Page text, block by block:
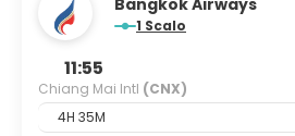
Bangkok Airways
1 Scalo
11:55
Chiang Mai Intl (CNX)
4H 35M